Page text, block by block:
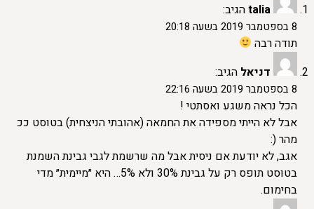
taliaהגיב:
8 בספטמבר 2019 בשעה 20:18
תודה רבה
דניאל הגיב:
8 בספטמבר 2019 בשעה 22:16
הכל נראה משגע ואסתטי !
אבל לא הייתי מספידה את החמאה (אהובתי הניצחית) בטוסט ככ
מהר (:
אגב, לא יודעת אם ניסית אבל מה שרשמת לגבי גבינת השמנת
בטוסט תופס רק על גבינת 30% ולא 5%… היא ״מיימית״ מדי
בחימום.